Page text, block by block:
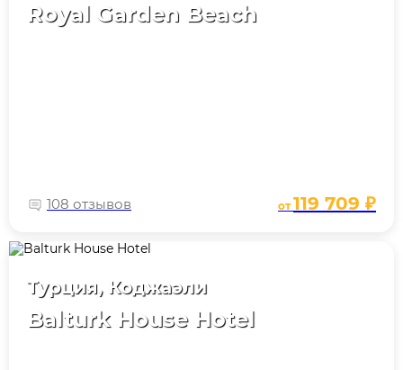
Royal Garden Beach
108 отзывов от119 709 ₽
Турция, Коджаэли
Balturk House Hotel